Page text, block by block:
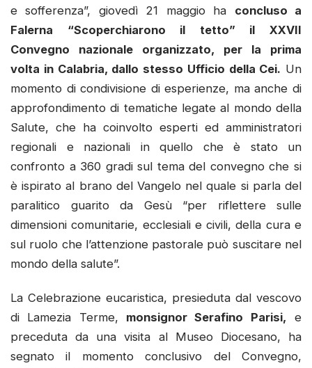
e sofferenza”, giovedì 21 maggio ha concluso a
Falerna “Scoperchiarono il tetto” il XXVII
Convegno nazionale organizzato, per la prima
volta in Calabria, dallo stesso Ufficio della Cei. Un
momento di condivisione di esperienze, ma anche di
approfondimento di tematiche legate al mondo della
Salute, che ha coinvolto esperti ed amministratori
regionali e nazionali in quello che è stato un
confronto a 360 gradi sul tema del convegno che si
è ispirato al brano del Vangelo nel quale si parla del
paralitico guarito da Gesù “per riflettere sulle
dimensioni comunitarie, ecclesiali e civili, della cura e
sul ruolo che l’attenzione pastorale può suscitare nel
mondo della salute”.
La Celebrazione eucaristica, presieduta dal vescovo
di Lamezia Terme, monsignor Serafino Parisi, e
preceduta da una visita al Museo Diocesano, ha
segnato il momento conclusivo del Convegno,